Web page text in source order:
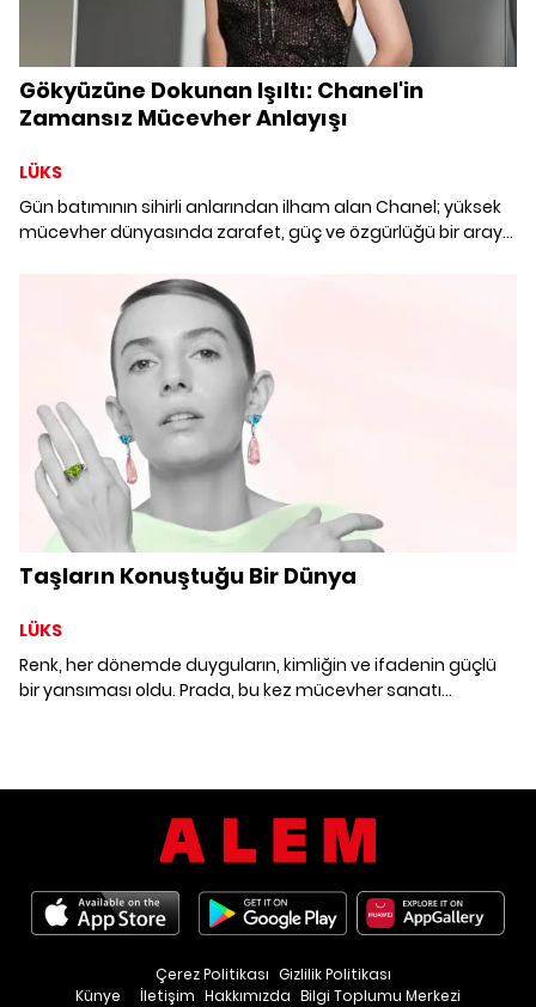
Gökyüzüne Dokunan Işıltı: Chanel'in
Zamansız Mücevher Anlayışı
LÜKS
Gün batımının sihirli anlarından ilham alan Chanel; yüksek
mücevher dünyasında zarafet, güç ve özgürlüğü bir araya
yorumla yeniden hayat buluyor.
Taşların Konuştuğu Bir Dünya
LÜKS
Renk, her dönemde duyguların, kimliğin ve ifadenin güçlü
bir yansıması oldu. Prada, bu kez mücevher sanatı
ötesinde, bir duygu biçimi olarak ele alıyor.
Künye İletişim Hakkımızda Bilgi Toplumu Merkezi
Çerez Politikası Gizlilik Politikası